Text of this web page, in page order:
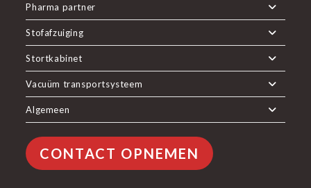
Pharma partner
Stofafzuiging
Stortkabinet
Vacuüm transportsysteem
Algemeen
CONTACT OPNEMEN